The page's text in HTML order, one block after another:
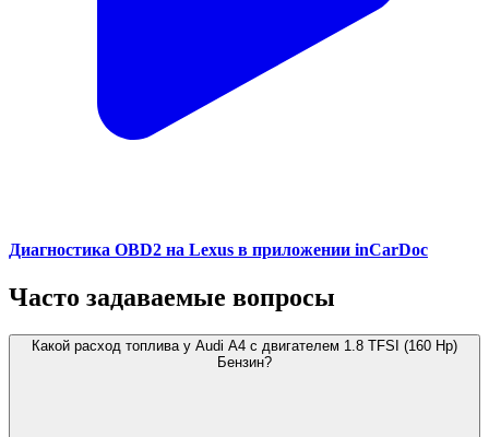
Диагностика OBD2 на Lexus в приложении inCarDoc
Часто задаваемые вопросы
Какой расход топлива у Audi A4 с двигателем 1.8 TFSI (160 Hp)
Бензин?